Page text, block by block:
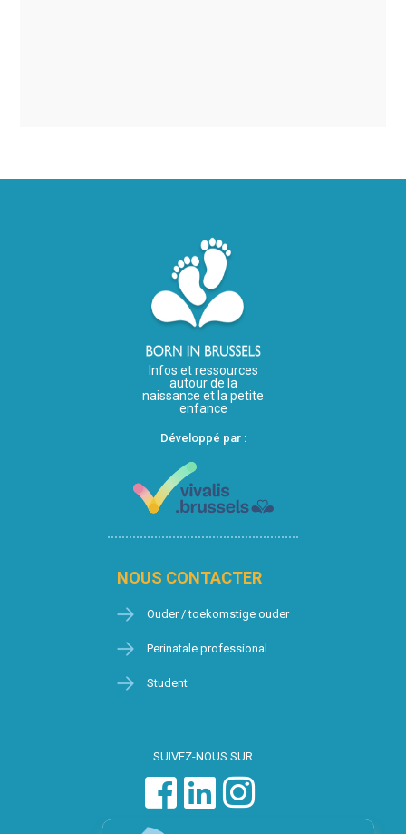
Infos et ressources
autour de la
naissance et la petite
enfance
Développé par :
NOUS CONTACTER
Ouder / toekomstige ouder
Perinatale professional
Student
SUIVEZ-NOUS SUR